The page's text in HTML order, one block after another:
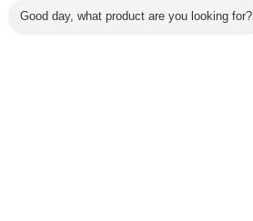
Good day, what product are you looking for?